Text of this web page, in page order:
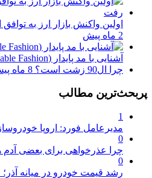
اولین واکنش بازار ارز به توافق
2 ماه پیش
آشنایی با مد پایدار (Sustainable Fashion)
چرا ال90 زشت است؟
8 ماه پیش
پربحث‌ترین مطالب
1
مدیرعامل فورد: اروپا
0
چرا عذرخواهی برای بعضی
0
رشد قیمت خودرو در میانه آذر؛